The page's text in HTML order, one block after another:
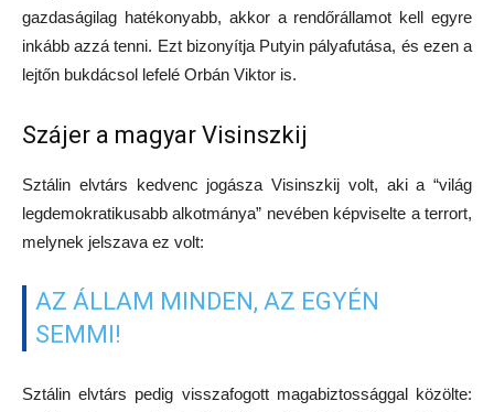
gazdaságilag hatékonyabb, akkor a rendőrállamot kell egyre
inkább azzá tenni. Ezt bizonyítja Putyin pályafutása, és ezen a
lejtőn bukdácsol lefelé Orbán Viktor is.
Szájer a magyar Visinszkij
Sztálin elvtárs kedvenc jogásza Visinszkij volt, aki a “világ
legdemokratikusabb alkotmánya” nevében képviselte a terrort,
melynek jelszava ez volt:
AZ ÁLLAM MINDEN, AZ EGYÉN
SEMMI!
Sztálin elvtárs pedig visszafogott magabiztossággal közölte: